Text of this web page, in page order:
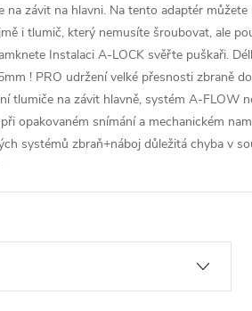
na závit na hlavni. Na tento adaptér
i tlumič, který nemusíte šroubovat, ale
Instalaci A-LOCK svěřte puškaři.
! PRO udržení velké přesnosti zbraně
tlumiče na závit hlavně, systém A-FLOW
opakovaném snímání a mechanickém
systémů zbraň+náboj důležitá chyba v